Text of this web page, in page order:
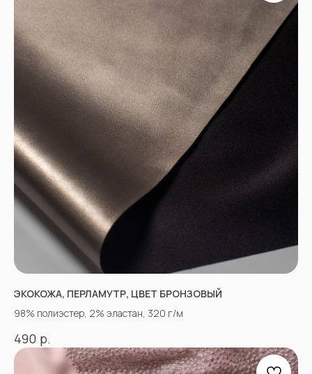
ЭКОКОЖА, ПЕРЛАМУТР, ЦВЕТ БРОНЗОВЫЙ
98% полиэстер, 2% эластан, 320 г/м
490 р.